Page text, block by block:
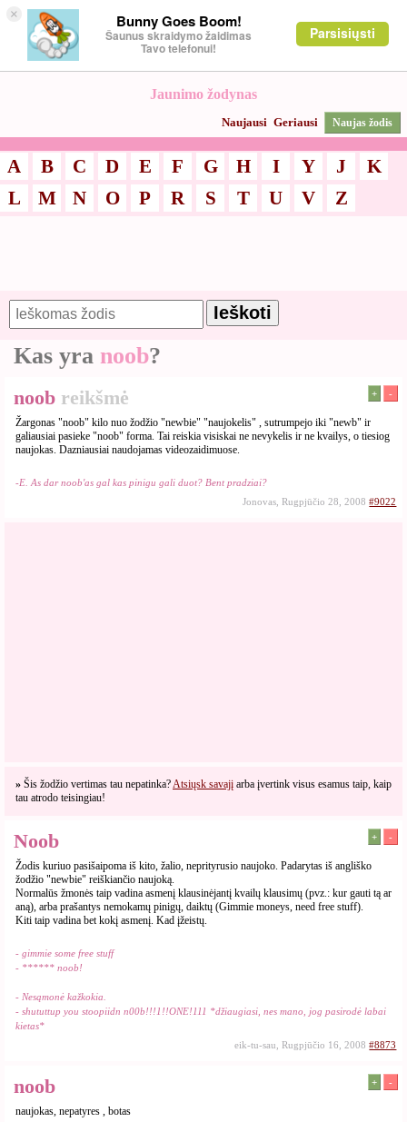
× Bunny Goes Boom!
Šaunus skraidymo žaidimas
Tavo telefonui!
Parsisiųsti
Jaunimo žodynas
Naujausi Geriausi Naujas žodis
A B C D E F G H I Y J
K
L
M N O P R S T U V Z
Kas yra noob?
noob reikšmė + -
Žargonas "noob" kilo nuo žodžio "newbie" "naujokelis" , sutrumpejo iki "newb" ir
galiausiai pasieke "noob" forma. Tai reiskia visiskai ne nevykelis ir ne kvailys, o tiesiog
naujokas. Dazniausiai naudojamas videozaidimuose.
-E. As dar noob'as gal kas pinigu gali duot? Bent pradziai?
Jonovas, Rugpjūčio 28, 2008#9022
» Šis žodžio vertimas tau nepatinka?Atsiųsk savajį arba įvertink visus esamus taip, kaip
tau atrodo teisingiau!
Noob + -
Žodis kuriuo pasišaipoma iš kito, žalio, neprityrusio naujoko. Padarytas iš angliško
žodžio "newbie" reiškiančio naujoką.
Normalūs žmonės taip vadina asmenį klausinėjantį kvailų klausimų (pvz.: kur gauti tą ar
aną), arba prašantys nemokamų pinigų, daiktų (Gimmie moneys, need free stuff).
Kiti taip vadina bet kokį asmenį. Kad įžeistų.
- gimmie some free stuff
- ****** noob!
- Nesąmonė kažkokia.
- shututtup you stoopiidn n00b!!!1!!ONE!111 *džiaugiasi, nes mano, jog pasirodė labai
kietas*
eik-tu-sau, Rugpjūčio 16, 2008#8873
noob + -
naujokas, nepatyres , botas